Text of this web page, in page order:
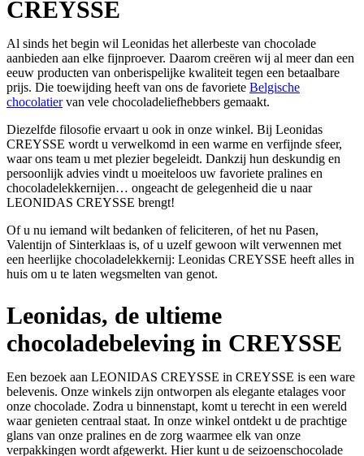
CREYSSE
Al sinds het begin wil Leonidas het allerbeste van chocolade
aanbieden aan elke fijnproever. Daarom creëren wij al meer dan een
eeuw producten van onberispelijke kwaliteit tegen een betaalbare
prijs. Die toewijding heeft van ons de favoriete Belgische
chocolatiervan vele chocoladeliefhebbers gemaakt.
Diezelfde filosofie ervaart u ook in onze winkel. Bij Leonidas
CREYSSE wordt u verwelkomd in een warme en verfijnde sfeer,
waar ons team u met plezier begeleidt. Dankzij hun deskundig en
persoonlijk advies vindt u moeiteloos uw favoriete pralines en
chocoladelekkernijen… ongeacht de gelegenheid die u naar
LEONIDAS CREYSSE brengt!
Of u nu iemand wilt bedanken of feliciteren, of het nu Pasen,
Valentijn of Sinterklaas is, of u uzelf gewoon wilt verwennen met
een heerlijke chocoladelekkernij: Leonidas CREYSSE heeft alles in
huis om u te laten wegsmelten van genot.
Leonidas, de ultieme
chocoladebeleving in CREYSSE
Een bezoek aan LEONIDAS CREYSSE in CREYSSE is een ware
belevenis. Onze winkels zijn ontworpen als elegante etalages voor
onze chocolade. Zodra u binnenstapt, komt u terecht in een wereld
waar genieten centraal staat. In onze winkel ontdekt u de prachtige
glans van onze pralines en de zorg waarmee elk van onze
verpakkingen wordt afgewerkt. Hier kunt u de seizoenschocolade